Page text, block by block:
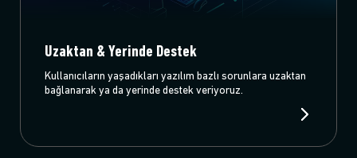
Uzaktan & Yerinde Destek
Kullanıcıların yaşadıkları yazılım bazlı sorunlara uzaktan
bağlanarak ya da yerinde destek veriyoruz.